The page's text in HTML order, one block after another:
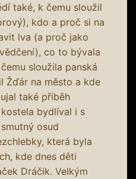
také, k čemu sloužil
kdo a proč si na
lva (a proč jako
co to bývala
sloužila panská
Žďár na město a kde
také příběh
bydlíval i s
osud
která byla
kde dnes děti
Dráčik. Velkým